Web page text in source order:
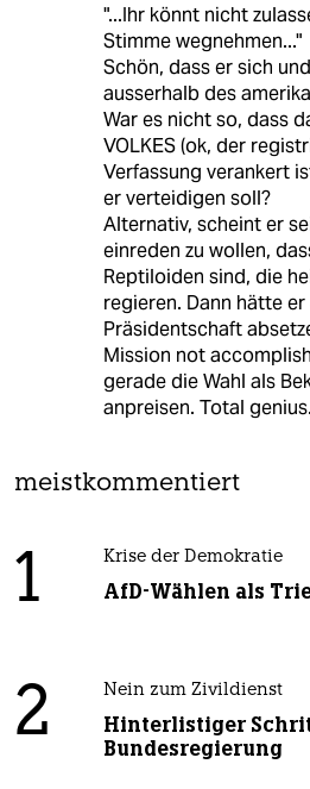
"...Ihr könnt nicht
Stimme wegnehmen..."
Schön, dass er sich
ausserhalb des
War es nicht so, dass
VOLKES (ok, der
Verfassung verankert
er verteidigen soll?
Alternativ, scheint er
einreden zu wollen,
Reptiloiden sind, die
regieren. Dann hätte er
Präsidentschaft
Mission not
gerade die Wahl als
anpreisen. Total genius.
meistkommentiert
1 Krise der Demokratie
AfD-Wählen als
2 Nein zum Zivildienst
Hinterlistiger
Bundesregierung